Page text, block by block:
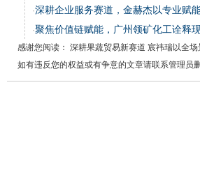
·深耕企业服务赛道，金赫杰以专业赋
·聚焦价值链赋能，广州领矿化工诠释
感谢您阅读： 深耕果蔬贸易新赛道 宸祎瑞以全
如有违反您的权益或有争意的文章请联系管理员